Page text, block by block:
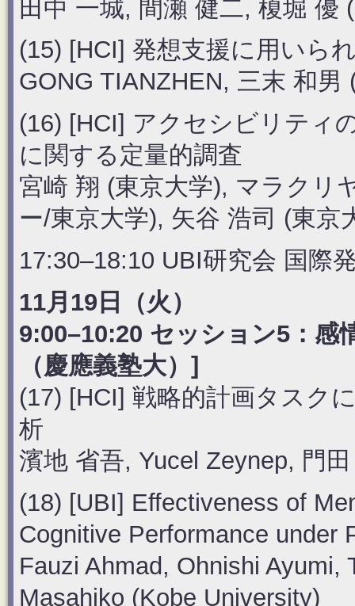
田中 一城, 間瀬 健二, 榎堀 優
(15) [HCI] 発想支援に用いら
GONG TIANZHEN, 三末 和男
(16) [HCI] アクセシビリティ
に関する定量的調査
宮崎 翔 (東京大学), マラクリ
ー/東京大学), 矢谷 浩司 (東京
17:30–18:10 UBI研究会 国際
11月19日（火）
9:00–10:20 セッション5：感
（慶應義塾大）]
(17) [HCI] 戦略的計画タスク
析
濱地 省吾, Yucel Zeynep, 門
(18) [UBI] Effectiveness of
Cognitive Performance under
Fauzi Ahmad, Ohnishi Ayumi,
Masahiko (Kobe University)